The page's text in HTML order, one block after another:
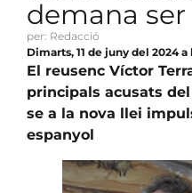
demana
per: Redacció
Dimarts, 11 de juny del 2024 a
El reusenc Víctor
principals acusats
se a la nova llei
espanyol